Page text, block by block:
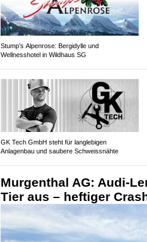
Stump’s Alpenrose: Bergidylle und
Wellnesshotel in Wildhaus SG
GK Tech GmbH steht für langlebigen
Anlagenbau und saubere Schweissnähte
Murgenthal AG: Audi-
Tier aus – heftiger